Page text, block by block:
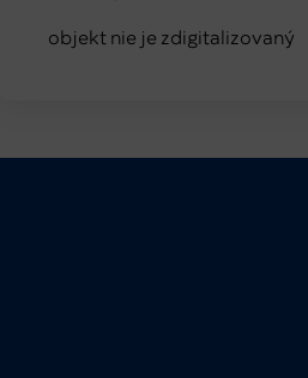
objekt nie je zdigitalizovaný